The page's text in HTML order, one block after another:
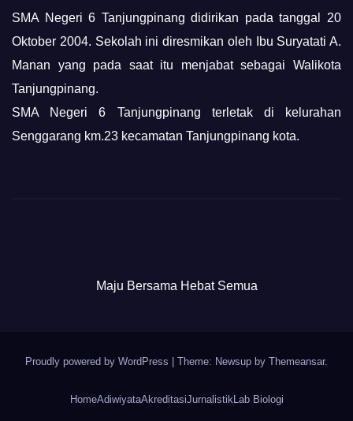
SMA Negeri 6 Tanjungpinang didirikan pada tanggal 20
Oktober 2004. Sekolah ini diresmikan oleh Ibu Suryatati A.
Manan yang pada saat itu menjabat sebagai Walikota
Tanjungpinang.
SMA Negeri 6 Tanjungpinang terletak di kelurahan
Senggarang km.23 kecamatan Tanjungpinang kota.
Maju Bersama Hebat Semua
Proudly powered by WordPress Theme: Newsup by Themeansar.
HomeAdiwiyataAkreditasiJurnalistikLab Biologi